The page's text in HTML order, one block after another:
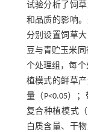
试验分析了饲
和品质的影响
分别设置饲草
豆与青贮玉米
个处理组，每
植模式的鲜草
量（P<0.05）
复合种植模式
白质含量、干